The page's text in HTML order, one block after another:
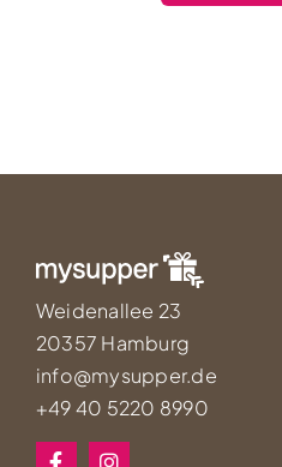
Weidenallee 23
20357 Hamburg
info@mysupper.de
+49 40 5220 8990